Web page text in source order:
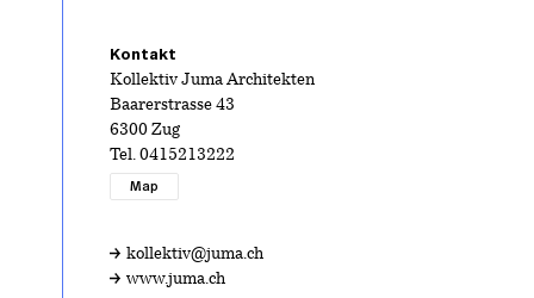
Kontakt
Kollektiv Juma Architekten
Baarerstrasse 43
6300 Zug
Tel. 0415213222
Map
kollektiv@juma.ch
www.juma.ch